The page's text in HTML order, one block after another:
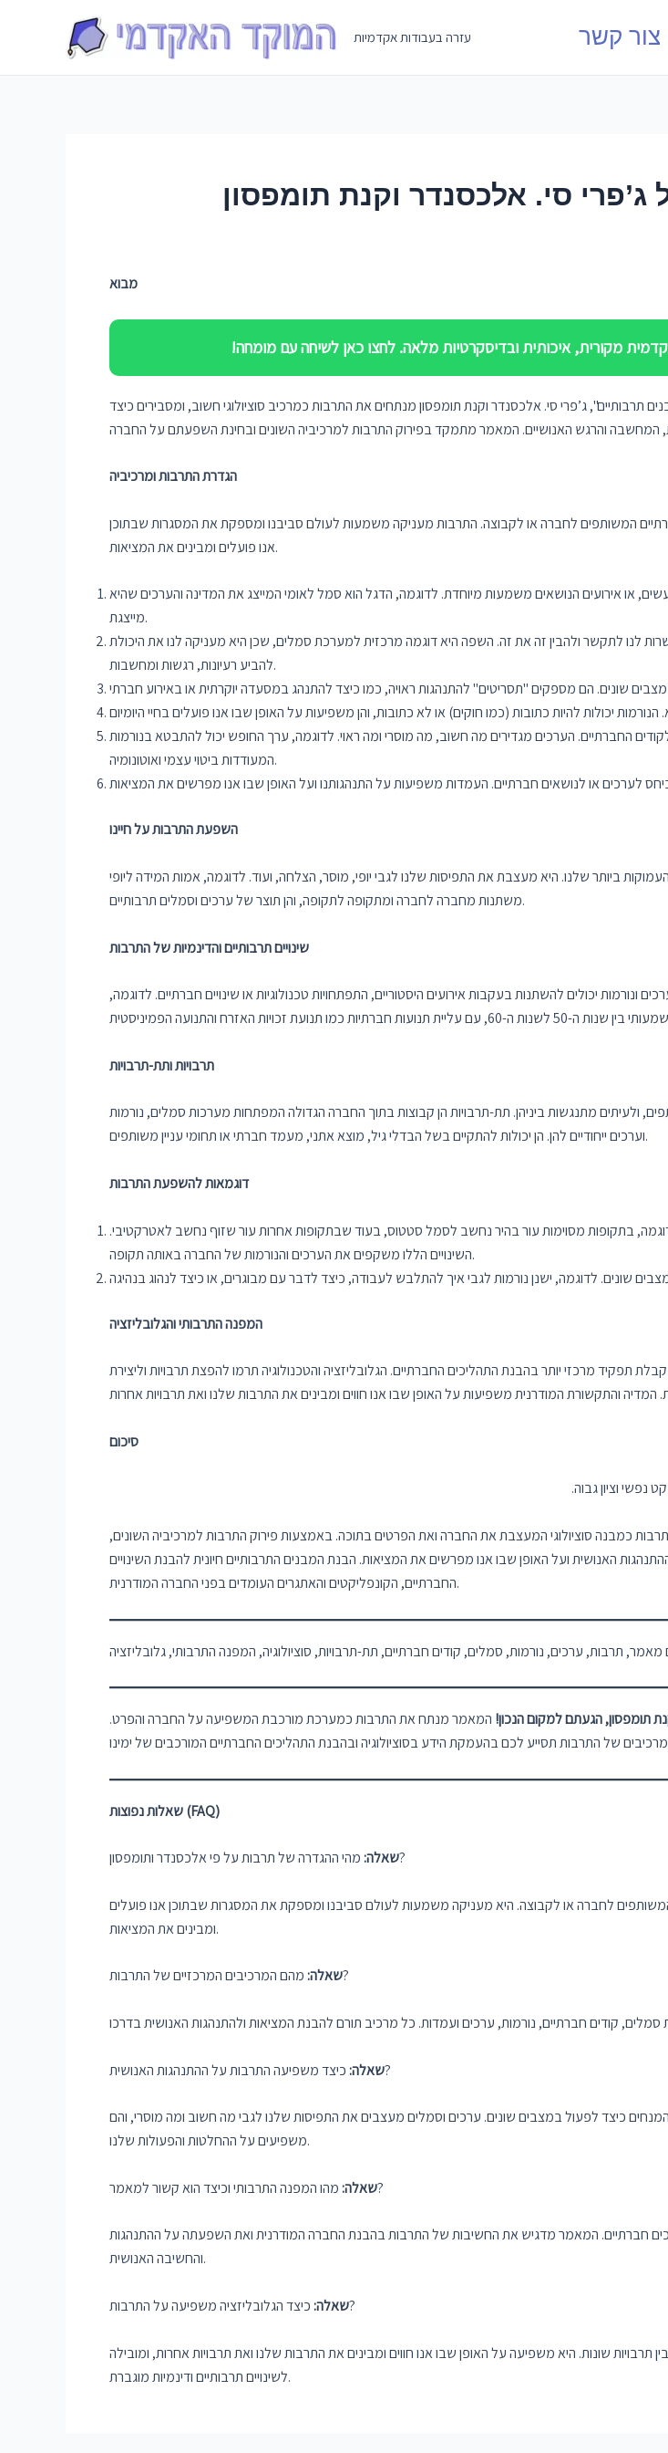
עזרה בעבודות אקדמיות צור קשר
סי. אלכסנדר וקנת תומפסון
מבוא
מקורית, איכותית ובדיסקרטיות מלאה. לחצו כאן לשיחה עם מומחה!
ג’פרי סי. אלכסנדר וקנת תומפסון מנתחים את התרבות כמרכיב סוציולוגי חשוב, ומסבירים כיצד
הגדרת התרבות ומרכיביה
המשותפים לחברה או לקבוצה. התרבות מעניקה משמעות לעולם סביבנו ומספקת את המסגרות שבתוכן
אנו פועלים ומבינים את המציאות.
או אירועים הנושאים משמעות מיוחדת. לדוגמה, הדגל הוא סמל לאומי המייצג את המדינה והערכים שהיא
מייצגת.
לנו לתקשר ולהבין זה את זה. השפה היא דוגמה מרכזית למערכת סמלים, שכן היא מעניקה לנו את היכולת
להביע רעיונות, רגשות ומחשבות.
החברתיים. הערכים מגדירים מה חשוב, מה מוסרי ומה ראוי. לדוגמה, ערך החופש יכול להתבטא בנורמות
המעודדות ביטוי עצמי ואוטונומיה.
השפעת התרבות על חיינו
ביותר שלנו. היא מעצבת את התפיסות שלנו לגבי יופי, מוסר, הצלחה, ועוד. לדוגמה, אמות המידה ליופי
משתנות מחברה לחברה ומתקופה לתקופה, והן תוצר של ערכים וסמלים תרבותיים.
שינויים תרבותיים והדינמיות של התרבות
יכולים להשתנות בעקבות אירועים היסטוריים, התפתחויות טכנולוגיות או שינויים חברתיים. לדוגמה,
תרבויות ותת-תרבויות
ולעיתים מתנגשות ביניהן. תת-תרבויות הן קבוצות בתוך החברה הגדולה המפתחות מערכות סמלים, נורמות
וערכים ייחודיים להן. הן יכולות להתקיים בשל הבדלי גיל, מוצא אתני, מעמד חברתי או תחומי עניין משותפים.
דוגמאות להשפעת התרבות
לדוגמה, בתקופות מסוימות עור בהיר נחשב לסמל סטטוס, בעוד שבתקופות אחרות עור שזוף נחשב לאטרקטיבי.
השינויים הללו משקפים את הערכים והנורמות של החברה באותה תקופה.
המפנה התרבותי והגלובליזציה
מרכזי יותר בהבנת התהליכים החברתיים. הגלובליזציה והטכנולוגיה תרמו להפצת תרבויות וליצירת
סיכום
וציון גבוה.
כמבנה סוציולוגי המעצבת את החברה ואת הפרטים בתוכה. באמצעות פירוק התרבות למרכיביה השונים,
האנושית ועל האופן שבו אנו מפרשים את המציאות. הבנת המבנים התרבותיים חיונית להבנת השינויים
החברתיים, הקונפליקטים והאתגרים העומדים בפני החברה המודרנית.
תומפסון, הגעתם למקום הנכון! המאמר מנתח את התרבות כמערכת מורכבת המשפיעה על החברה והפרט.
שאלות נפוצות (FAQ)
שאלה:מהי ההגדרה של תרבות על פי אלכסנדר ותומפסון?
לחברה או לקבוצה. היא מעניקה משמעות לעולם סביבנו ומספקת את המסגרות שבתוכן אנו פועלים
ומבינים את המציאות.
שאלה:מהם המרכיבים המרכזיים של התרבות?
שאלה:כיצד משפיעה התרבות על ההתנהגות האנושית?
כיצד לפעול במצבים שונים. ערכים וסמלים מעצבים את התפיסות שלנו לגבי מה חשוב ומה מוסרי, והם
משפיעים על ההחלטות והפעולות שלנו.
שאלה:מהו המפנה התרבותי וכיצד הוא קשור למאמר?
חברתיים. המאמר מדגיש את החשיבות של התרבות בהבנת החברה המודרנית ואת השפעתה על ההתנהגות
והחשיבה האנושית.
שאלה:כיצד הגלובליזציה משפיעה על התרבות?
שונות. היא משפיעה על האופן שבו אנו חווים ומבינים את התרבות שלנו ואת תרבויות אחרות, ומובילה
לשינויים תרבותיים ודינמיות מוגברת.